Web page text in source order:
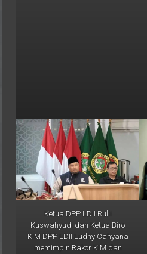
Ketua DPP LDII Rulli
Kuswahyudi dan Ketua Biro
KIM DPP LDII Ludhy Cahyana
memimpin Rakor KIM dan